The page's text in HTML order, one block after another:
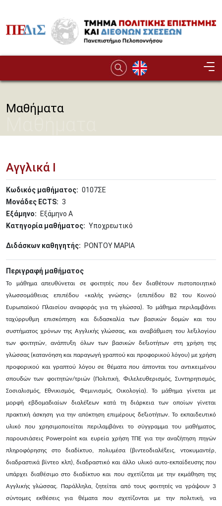
Μαθήματα
Αγγλικά Ι
Κωδικός μαθήματος
0107ΣΕ
Μονάδες ECTS
3
Εξάμηνο
Εξάμηνο Α
Κατηγορία μαθήματος
Υποχρεωτικό
Διδάσκων καθηγητής ΡΟΝΤΟΥ ΜΑΡΙΑ
Περιγραφή μαθήματος
Το μάθημα απευθύνεται σε φοιτητές που δεν διαθέτουν πιστοποιητικό
γλωσσομάθειας επιπέδου «καλής γνώσης» (επιπέδου Β2 του Κοινού
Ευρωπαϊκού Πλαισίου αναφοράς για τη γλώσσα). Το μάθημα περιλαμβάνει
ταχύρρυθμη επισκόπηση και διδασκαλία των βασικών δομών και του
συστήματος χρόνων της Αγγλικής γλώσσας, και αναβάθμιση του λεξιλογίου
των φοιτητών, ανάπτυξη όλων των βασικών δεξιοτήτων στη χρήση της
γλώσσας (κατανόηση και παραγωγή γραπτού και προφορικού λόγου) με χρήση
προφορικού και γραπτού λόγου σε θέματα που άπτονται του αντικειμένου
σπουδών των φοιτητών/τριών (Πολιτική, Φιλελευθερισμός, Συντηρητισμός,
Σοσιαλισμός, Εθνικισμός, Φεμινισμός, Οικολογία). Το μάθημα γίνεται με
μορφή εβδομαδιαίων διαλέξεων κατά τη διάρκεια των οποίων γίνεται
πρακτική άσκηση για την απόκτηση επιμέρους δεξιοτήτων. Το εκπαιδευτικό
υλικό που χρησιμοποιείται περιλαμβάνει το σύγγραμμα του μαθήματος,
παρουσιάσεις Powerpoint και ευρεία χρήση ΤΠΕ για την αναζήτηση πηγών
πληροφόρησης στο διαδίκτυο, πολυμέσα (βιντεοδιαλέξεις, ντοκυμαντέρ,
διαδραστικά βίντεο κλπ), διαδραστικό και άλλο υλικό αυτο-εκπαίδευσης που
υπάρχει διαθέσιμο στο διαδίκτυο και που σχετίζεται με την εκμάθηση της
Αγγλικής γλώσσας. Παράλληλα, ζητείται από τους φοιτητές να γράψουν 3
σύντομες εκθέσεις για θέματα που σχετίζονται με την πολιτική, να